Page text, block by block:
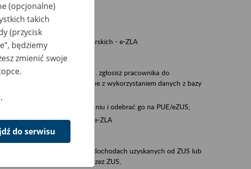
zapisane na koncie w ZUS,
konta ubezpieczonego,
zwolnieniach lekarskich - e-ZLA
przedsiębiorcą)
za pomocą której m.in. zgłosisz pracownika do
dokumenty rozliczeniowe z wykorzystaniem danych z bazy
zaświadczenia o niezaleganiu i odebrać go na PUE/eZUS,
swoich pracowników - e-ZLA
PIT 11A, czyli informacji o dochodach uzyskanych od ZUS lub
obliczenia podatku przez ZUS,
(opcjonalne)
takich
(przycisk
będziemy
zmienić swoje
do serwisu